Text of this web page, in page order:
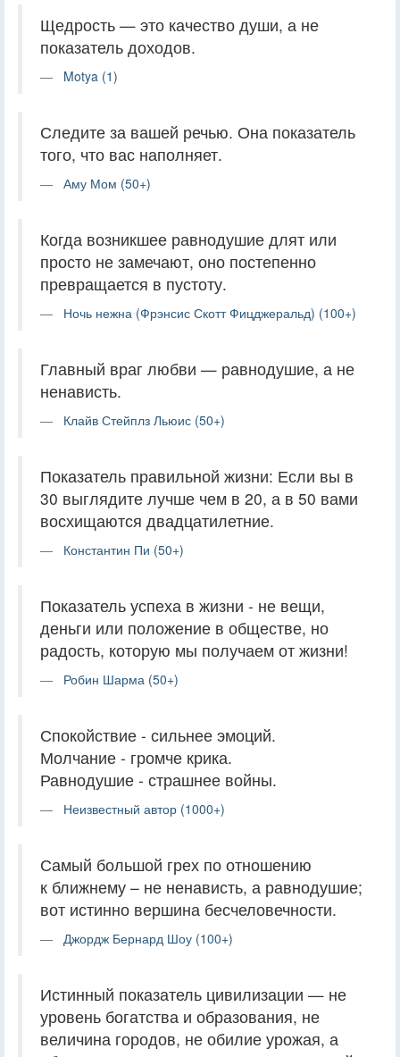
Щедрость — это качество души, а не
показатель доходов.
Motya (1)
Следите за вашей речью. Она показатель
того, что вас наполняет.
Аму Мом (50+)
Когда возникшее равнодушие длят или
просто не замечают, оно постепенно
превращается в пустоту.
Ночь нежна (Фрэнсис Скотт Фицджеральд) (100+)
Главный враг любви — равнодушие, а не
ненависть.
Клайв Стейплз Льюис (50+)
Показатель правильной жизни: Если вы в
30 выглядите лучше чем в 20, а в 50 вами
восхищаются двадцатилетние.
Константин Пи (50+)
Показатель успеха в жизни - не вещи,
деньги или положение в обществе, но
радость, которую мы получаем от жизни!
Робин Шарма (50+)
Спокойствие - сильнее эмоций.
Молчание - громче крика.
Равнодушие - страшнее войны.
Неизвестный автор (1000+)
Самый большой грех по отношению
к ближнему – не ненависть, а равнодушие;
вот истинно вершина бесчеловечности.
Джордж Бернард Шоу (100+)
Истинный показатель цивилизации — не
уровень богатства и образования, не
величина городов, не обилие урожая, а